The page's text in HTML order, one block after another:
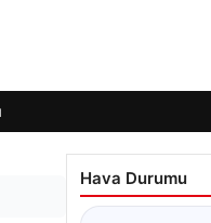
Hava Durumu